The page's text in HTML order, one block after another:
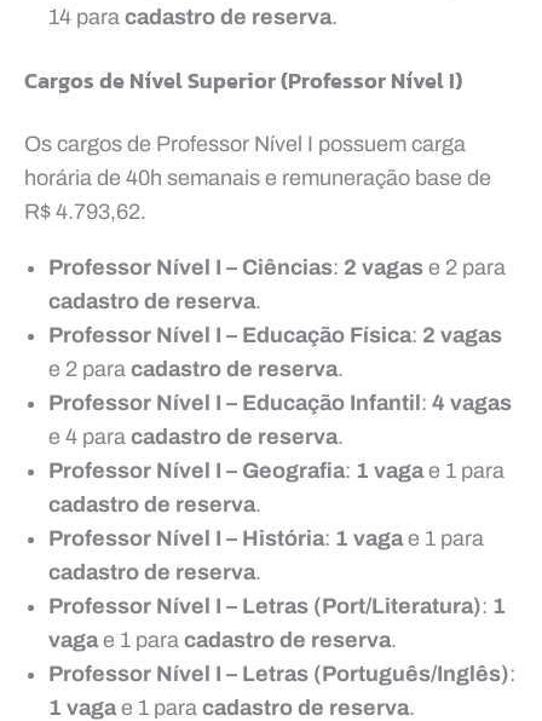
14 para cadastro de reserva.
Cargos de Nível Superior (Professor Nível I)
Os cargos de Professor Nível I possuem carga
horária de 40h semanais e remuneração base de
R$ 4.793,62.
Professor Nível I – Ciências: 2 vagas e 2 para
cadastro de reserva.
Professor Nível I – Educação Física: 2 vagas
e 2 para cadastro de reserva.
Professor Nível I – Educação Infantil: 4 vagas
e 4 para cadastro de reserva.
Professor Nível I – Geografia: 1 vagae 1 para
cadastro de reserva.
Professor Nível I – História: 1 vagae 1 para
cadastro de reserva.
Professor Nível I – Letras (Port/Literatura): 1
vagae 1 para cadastro de reserva.
Professor Nível I – Letras (Português/Inglês):
1 vagae 1 para cadastro de reserva.